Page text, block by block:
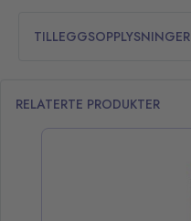
TILLEGGSOPPLYSNINGER
RELATERTE PRODUKTER